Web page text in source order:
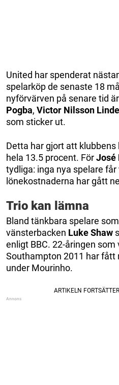
United har spenderat
spelarköp de senaste 18
nyförvärven på senare tid
Pogba, Victor Nilsson
som sticker ut.
Detta har gjort att
hela 13.5 procent. FörJosé
tydliga: inga nya spelare får
lönekostnaderna har gått
Trio kan lämna
Bland tänkbara spelare
vänsterbacken Luke Shaw
enligt BBC. 22-åringen som
Southampton 2011 har
under Mourinho.